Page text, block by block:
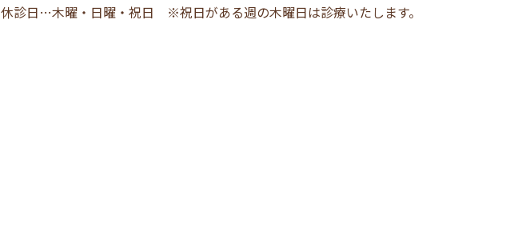
休診日…木曜・日曜・祝日 ※祝日がある週の木曜日は診療いたします。